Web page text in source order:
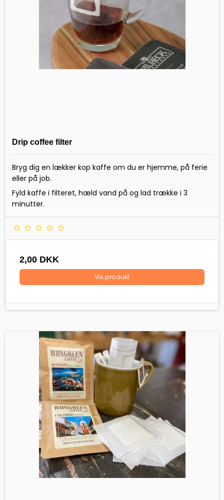
Drip coffee filter
Bryg dig en lækker kop kaffe om du er hjemme, på ferie
eller på job.
Fyld kaffe i filteret, hæld vand på og lad trække i 3
minutter.
2,00 DKK
Vis produkt